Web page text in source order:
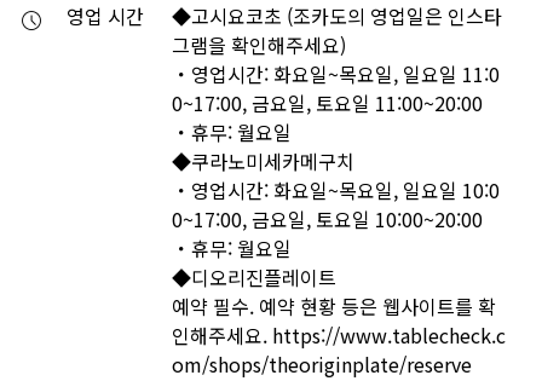
영업 시간
◆고시요코초 (조카도의 영업일은 인스타
그램을 확인해주세요)
・영업시간: 화요일~목요일, 일요일 11:0
0~17:00, 금요일, 토요일 11:00~20:00
・휴무: 월요일
◆쿠라노미세카메구치
・영업시간: 화요일~목요일, 일요일 10:0
0~17:00, 금요일, 토요일 10:00~20:00
・휴무: 월요일
◆디오리진플레이트
예약 필수. 예약 현황 등은 웹사이트를 확
인해주세요. https://www.tablecheck.c
om/shops/theoriginplate/reserve